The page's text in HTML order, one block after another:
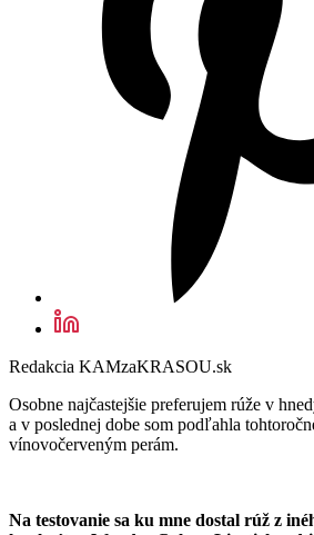
Redakcia KAMzaKRASOU.sk
Osobne najčastejšie preferujem rúže v
a v poslednej dobe som podľahla
vínovočerveným perám.
Na testovanie sa ku mne dostal rúž z